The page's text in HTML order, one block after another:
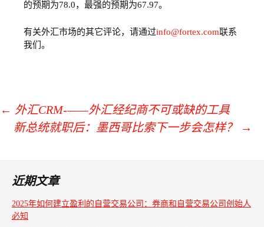
的预期为78.0，最强的预期为67.97。
有关外汇市场的其它评论，请通过info@fortex.com联系
我们。
文
导
← 外汇CRM-——外汇经纪商不可或缺的工具
新总统就职后：墨西哥比索下一步会怎样？
→
近期文章
2025年如何建立盈利的自营交易公司：券商和自营交易公司创始人
必知